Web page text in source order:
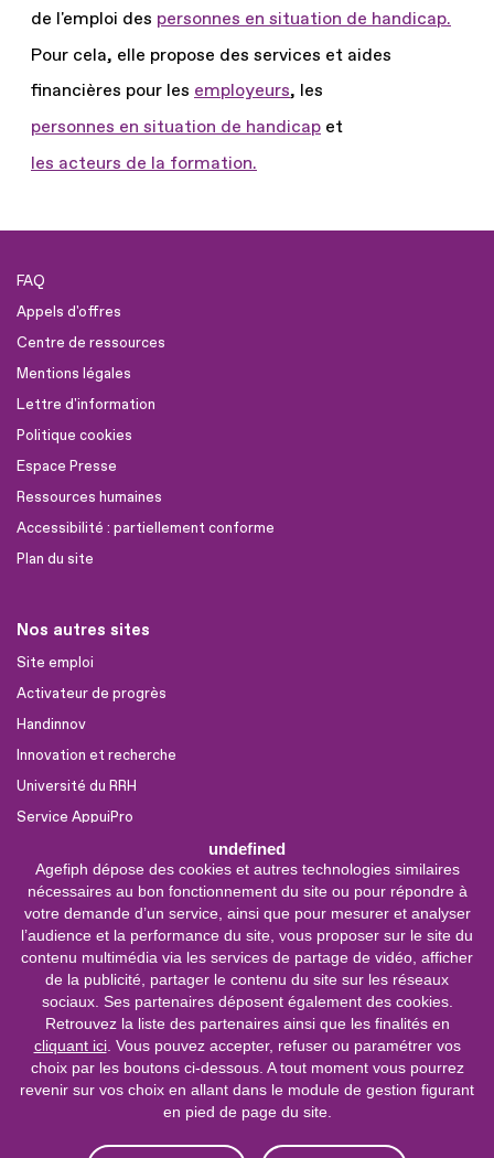
undefined
Agefiph dépose des cookies et autres technologies similaires
nécessaires au bon fonctionnement du site ou pour répondre à
votre demande d’un service, ainsi que pour mesurer et analyser
l’audience et la performance du site, vous proposer sur le site du
contenu multimédia via les services de partage de vidéo, afficher
de la publicité, partager le contenu du site sur les réseaux
sociaux. Ses partenaires déposent également des cookies.
Retrouvez la liste des partenaires ainsi que les finalités en
cliquant ici. Vous pouvez accepter, refuser ou paramétrer vos
choix par les boutons ci-dessous. A tout moment vous pourrez
revenir sur vos choix en allant dans le module de gestion figurant
en pied de page du site.
de l'emploi des personnes en situation de handicap.
Pour cela, elle propose des services et aides
financières pour les employeurs, les
personnes en situation de handicap et
les acteurs de la formation.
FAQ
Appels d'offres
Centre de ressources
Mentions légales
Lettre d'information
Politique cookies
Espace Presse
Ressources humaines
Accessibilité : partiellement conforme
Plan du site
Nos autres sites
Site emploi
Activateur de progrès
Handinnov
Innovation et recherche
Université du RRH
Service AppuiPro
Nous suivre
Youtube
Linkedin
Facebook
0 800 11 10 09
Service &
appel gratuits
Nous contacter